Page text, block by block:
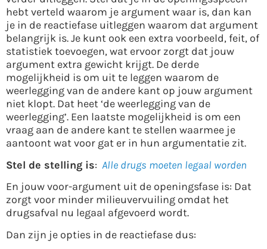
hebt verteld waarom je argument waar is, dan kan
je in de reactiefase uitleggen waarom dat argument
belangrijk is. Je kunt ook een extra voorbeeld, feit, of
statistiek toevoegen, wat ervoor zorgt dat jouw
argument extra gewicht krijgt. De derde
mogelijkheid is om uit te leggen waarom de
weerlegging van de andere kant op jouw argument
niet klopt. Dat heet ‘de weerlegging van de
weerlegging’. Een laatste mogelijkheid is om een
vraag aan de andere kant te stellen waarmee je
aantoont wat voor gat er in hun argumentatie zit.
Stel de stelling is: Alle drugs moeten legaal worden
En jouw voor-argument uit de openingsfase is: Dat
zorgt voor minder milieuvervuiling omdat het
drugsafval nu legaal afgevoerd wordt.
Dan zijn je opties in de reactiefase dus: